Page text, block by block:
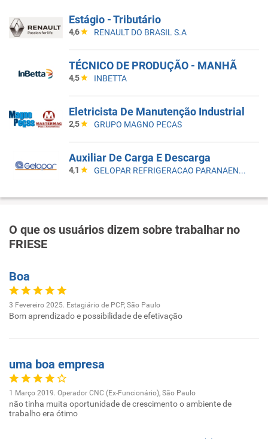
Estágio - Tributário
4,6 RENAULT DO BRASIL S.A
TÉCNICO DE PRODUÇÃO - MANHÃ
4,5 INBETTA
Eletricista De Manutenção Industrial
2,5 GRUPO MAGNO PECAS
Auxiliar De Carga E Descarga
4,1 GELOPAR REFRIGERACAO PARANAENSE
O que os usuários dizem sobre trabalhar no
FRIESE
Boa
3 Fevereiro 2025. Estagiário de PCP, São Paulo
Bom aprendizado e possibilidade de efetivação
uma boa empresa
1 Março 2019. Operador CNC (Ex-Funcionário), São Paulo
não tinha muita oportunidade de crescimento o ambiente de
trabalho era ótimo